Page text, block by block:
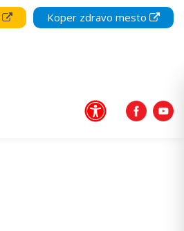
Koper zdravo mesto